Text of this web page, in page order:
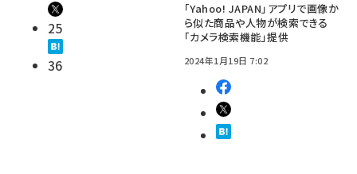
25
36
「Yahoo! JAPAN」アプリで画像か
ら似た商品や人物が検索できる
「カメラ検索機能」提供
2024年1月19日 7:02